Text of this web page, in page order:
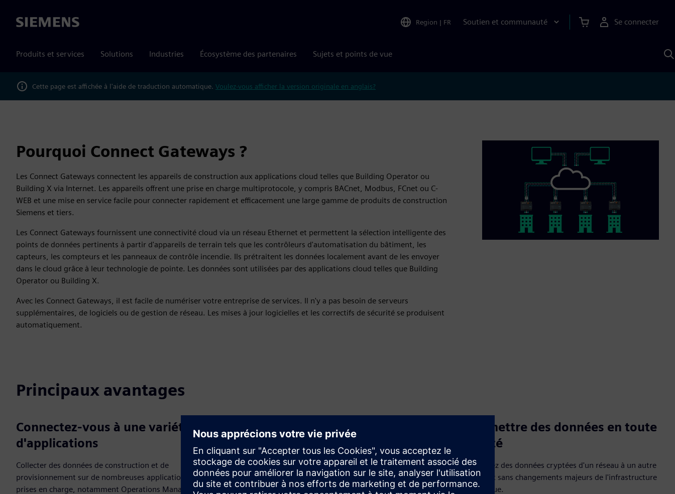
Siemens Region | FR Soutien et communauté Se connecter
Produits et services Solutions Industries Écosystème des partenaires Sujets et points de vue
Cette page est affichée à l'aide de traduction automatique. Voulez-vous afficher la version originale en anglais?
Pourquoi Connect Gateways ?
Les Connect Gateways connectent les appareils de construction aux applications cloud telles que Building Operator ou
Building X via Internet. Les appareils offrent une prise en charge multiprotocole, y compris BACnet, Modbus, FCnet ou C-
WEB et une mise en service facile pour connecter rapidement et efficacement une large gamme de produits de construction
Siemens et tiers.
Les Connect Gateways fournissent une connectivité cloud via un réseau Ethernet et permettent la sélection intelligente des
points de données pertinents à partir d'appareils de terrain tels que les contrôleurs d'automatisation du bâtiment, les
capteurs, les compteurs et les panneaux de contrôle incendie. Ils prétraitent les données localement avant de les envoyer
dans le cloud grâce à leur technologie de pointe. Les données sont utilisées par des applications cloud telles que Building
Operator ou Building X.
Avec les Connect Gateways, il est facile de numériser votre entreprise de services. Il n'y a pas besoin de serveurs
supplémentaires, de logiciels ou de gestion de réseau. Les mises à jour logicielles et les correctifs de sécurité se produisent
automatiquement.
Principaux avantages
Connectez-vous à une variété
d'applications
Collecter des données de construction et de
provisionnement sur de nombreuses applications cloud
prises en charge, notamment Operations Manager,
Configurez les appareils
facilement
Grâce à Connect Gateways, vous pouvez facilement
modifier la configuration de vos appareils. Par exemple,
vous pouvez régler le point d'un contrôleur de salle ou
Transmettre des données en toute
sécurité
Transmettez des données cryptées d'un réseau à un autre
via Internet sans changements majeurs de l'infrastructure
informatique.